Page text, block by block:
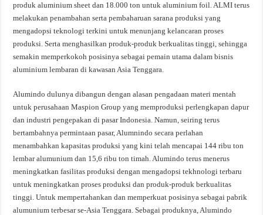
produk aluminium sheet dan 18.000 ton untuk aluminium foil. ALMI terus
melakukan penambahan serta pembaharuan sarana produksi yang
mengadopsi teknologi terkini untuk menunjang kelancaran proses
produksi. Serta menghasilkan produk-produk berkualitas tinggi, sehingga
semakin memperkokoh posisinya sebagai pemain utama dalam bisnis
aluminium lembaran di kawasan Asia Tenggara.
Alumindo dulunya dibangun dengan alasan pengadaan materi mentah
untuk perusahaan Maspion Group yang memproduksi perlengkapan dapur
dan industri pengepakan di pasar Indonesia. Namun, seiring terus
bertambahnya permintaan pasar, Alumnindo secara perlahan
menambahkan kapasitas produksi yang kini telah mencapai 144 ribu ton
lembar alumunium dan 15,6 ribu ton timah. Alumindo terus menerus
meningkatkan fasilitas produksi dengan mengadopsi tekhnologi terbaru
untuk meningkatkan proses produksi dan produk-produk berkualitas
tinggi. Untuk mempertahankan dan memperkuat posisinya sebagai pabrik
alumunium terbesar se-Asia Tenggara. Sebagai produknya, Alumindo